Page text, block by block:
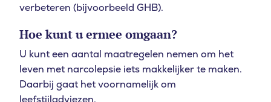
Waar bent u naar op zoek
verbeteren (bijvoorbeeld GHB).
Hoe kunt u ermee omgaan?
U kunt een aantal maatregelen nemen om het
leven met narcolepsie iets makkelijker te maken.
Daarbij gaat het voornamelijk om
leefstijladviezen.